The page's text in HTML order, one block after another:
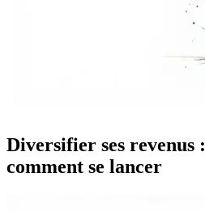
Diversifier ses revenus
comment se lancer